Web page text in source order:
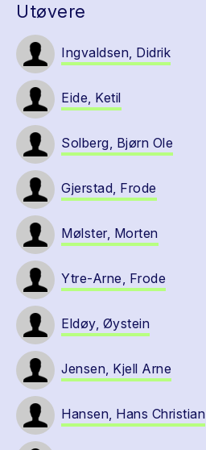
Utøvere
Ingvaldsen, Didrik
Eide, Ketil
Solberg, Bjørn Ole
Gjerstad, Frode
Mølster, Morten
Ytre-Arne, Frode
Eldøy, Øystein
Jensen, Kjell Arne
Hansen, Hans Christian